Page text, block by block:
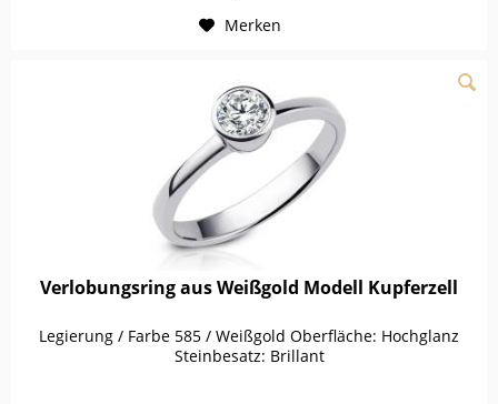
Merken
Verlobungsring aus Weißgold Modell Kupferzell
Legierung / Farbe 585 / Weißgold Oberfläche: Hochglanz
Steinbesatz: Brillant